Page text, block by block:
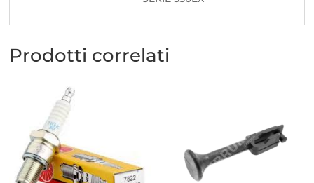
Prodotti correlati